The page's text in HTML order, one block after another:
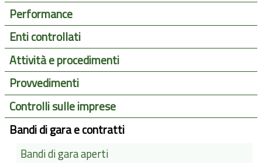
Performance
Enti controllati
Attività e procedimenti
Provvedimenti
Controlli sulle imprese
Bandi di gara e contratti
Bandi di gara aperti